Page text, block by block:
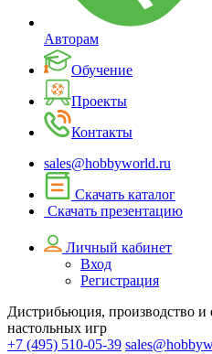
Авторам
Обучение
Проекты
Контакты
sales@hobbyworld.ru
Скачать каталог
Скачать презентацию
Личный кабинет
Вход
Регистрация
Дистрибьюция, производство и
настольных игр
+7 (495) 510-05-39